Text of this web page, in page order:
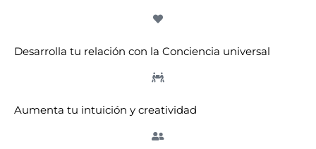
Desarrolla tu relación con la Conciencia universal
Aumenta tu intuición y creatividad